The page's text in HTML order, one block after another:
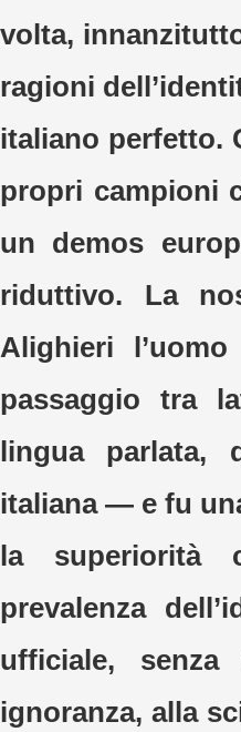
volta,
ragioni
italiano perfetto.
propri campioni
un demos
riduttivo. La
Alighieri
passaggio tra
lingua parlata,
italiana — e fu
la superiorità
prevalenza
ufficiale,
ignoranza, alla